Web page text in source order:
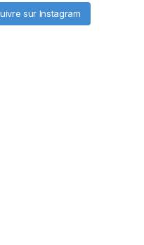
sur Instagram